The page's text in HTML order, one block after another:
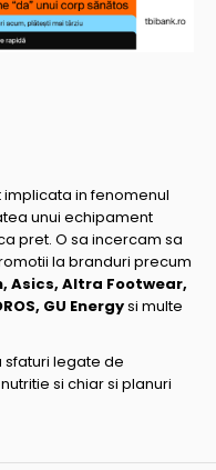
in fenomenul
unui echipament
pret. O sa incercam sa
la branduri precum
Asics, Altra Footwear,
GU Energysi multe
sfaturi legate de
si chiar si planuri